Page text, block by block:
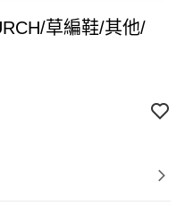
草編鞋/其他/